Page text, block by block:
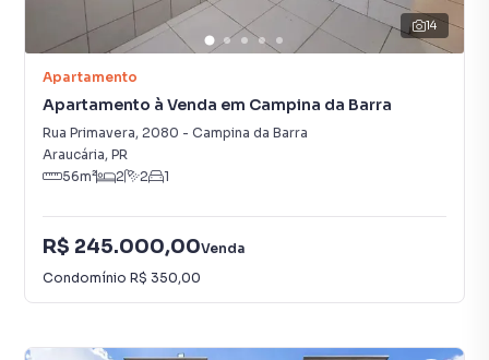
14
Apartamento
Apartamento à Venda em Campina da Barra
Rua Primavera, 2080 - Campina da Barra
Araucária, PR
56m² 2 2 1
R$ 245.000,00Venda
Condomínio R$ 350,00